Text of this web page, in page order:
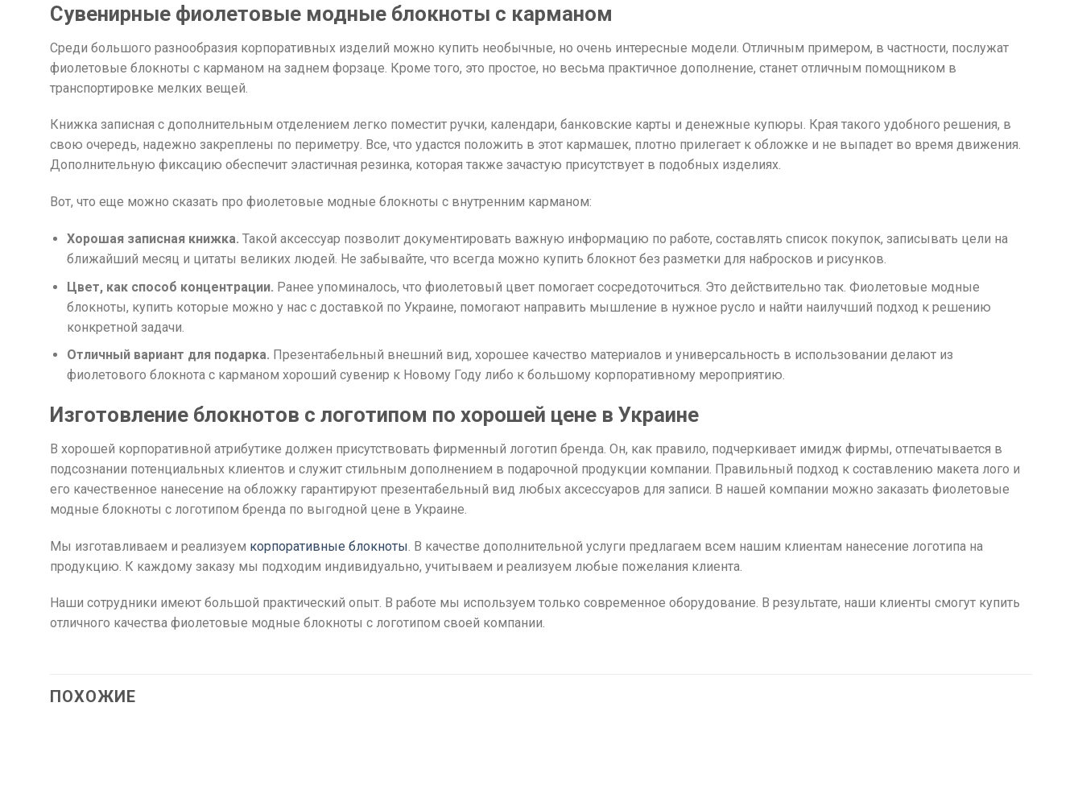
Сувенирные фиолетовые модные блокноты с карманом
Среди большого разнообразия корпоративных изделий можно купить необычные, но очень интересные модели. Отличным примером, в частности, послужат
фиолетовые блокноты с карманом на заднем форзаце. Кроме того, это простое, но весьма практичное дополнение, станет отличным помощником в
транспортировке мелких вещей.
Книжка записная с дополнительным отделением легко поместит ручки, календари, банковские карты и денежные купюры. Края такого удобного решения, в
свою очередь, надежно закреплены по периметру. Все, что удастся положить в этот кармашек, плотно прилегает к обложке и не выпадет во время движения.
Дополнительную фиксацию обеспечит эластичная резинка, которая также зачастую присутствует в подобных изделиях.
Вот, что еще можно сказать про фиолетовые модные блокноты с внутренним карманом:
Хорошая записная книжка. Такой аксессуар позволит документировать важную информацию по работе, составлять список покупок, записывать цели на
ближайший месяц и цитаты великих людей. Не забывайте, что всегда можно купить блокнот без разметки для набросков и рисунков.
Цвет, как способ концентрации. Ранее упоминалось, что фиолетовый цвет помогает сосредоточиться. Это действительно так. Фиолетовые модные
блокноты, купить которые можно у нас с доставкой по Украине, помогают направить мышление в нужное русло и найти наилучший подход к решению
конкретной задачи.
Отличный вариант для подарка. Презентабельный внешний вид, хорошее качество материалов и универсальность в использовании делают из
фиолетового блокнота с карманом хороший сувенир к Новому Году либо к большому корпоративному мероприятию.
Изготовление блокнотов с логотипом по хорошей цене в Украине
В хорошей корпоративной атрибутике должен присутствовать фирменный логотип бренда. Он, как правило, подчеркивает имидж фирмы, отпечатывается в
подсознании потенциальных клиентов и служит стильным дополнением в подарочной продукции компании. Правильный подход к составлению макета лого и
его качественное нанесение на обложку гарантируют презентабельный вид любых аксессуаров для записи. В нашей компании можно заказать фиолетовые
модные блокноты с логотипом бренда по выгодной цене в Украине.
Мы изготавливаем и реализуем корпоративные блокноты . В качестве дополнительной услуги предлагаем всем нашим клиентам нанесение логотипа на
продукцию. К каждому заказу мы подходим индивидуально, учитываем и реализуем любые пожелания клиента.
Наши сотрудники имеют большой практический опыт. В работе мы используем только современное оборудование. В результате, наши клиенты смогут купить
отличного качества фиолетовые модные блокноты с логотипом своей компании.
ПОХОЖИЕ